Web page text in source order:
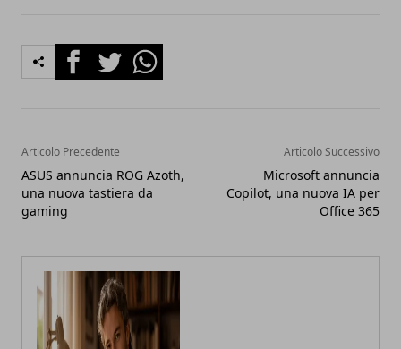
FacebookTwitterWhatsapp
Articolo Precedente
ASUS annuncia ROG Azoth,
una nuova tastiera da
gaming
Articolo Successivo
Microsoft annuncia
Copilot, una nuova IA per
Office 365